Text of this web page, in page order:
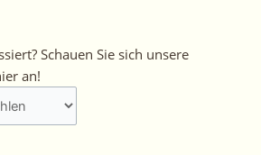
Schauen Sie sich unsere
an!